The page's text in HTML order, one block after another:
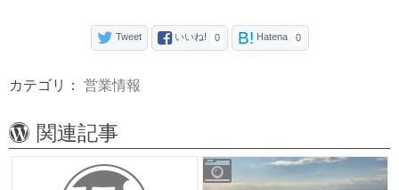
Tweet いいね! 0 B! Hatena 0
カテゴリ： 営業情報
関連記事